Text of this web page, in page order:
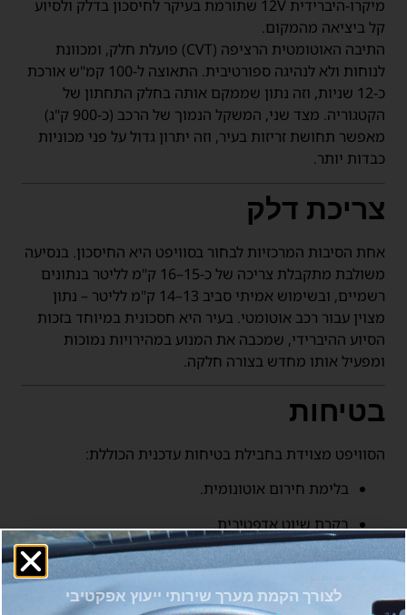
מיקרו-היברידית 12V שתורמת בעיקר לחיסכון בדלק ולסיוע
קל ביציאה מהמקום.
התיבה האוטומטית הרציפה (CVT) פועלת חלק, ומכוונת
לנוחות ולא לנהיגה ספורטיבית. התאוצה ל-100 קמ"ש אורכת
כ-12 שניות, וזה נתון שממקם אותה בחלק התחתון של
הקטגוריה. מצד שני, המשקל הנמוך של הרכב (כ-900 ק"ג)
מאפשר תחושת זריזות בעיר, וזה יתרון גדול על פני מכוניות
כבדות יותר.
צריכת דלק
אחת הסיבות המרכזיות לבחור בסוויפט היא החיסכון. בנסיעה
משולבת מתקבלת צריכה של כ-15–16 ק"מ לליטר בנתונים
רשמיים, ובשימוש אמיתי סביב 13–14 ק"מ לליטר – נתון
מצוין עבור רכב אוטומטי. בעיר היא חסכונית במיוחד בזכות
הסיוע ההיברידי, שמכבה את המנוע במהירויות נמוכות
ומפעיל אותו מחדש בצורה חלקה.
בטיחות
הסוויפט מצוידת בחבילת בטיחות עדכנית הכוללת:
בלימת חירום אוטונומית.
בקרת שיוט אדפטיבית.
התרעת סטייה מנתיב.
זיהוי תמרורים.
לצורך הקמת מערך שירותי ייעוץ אפקטיבי